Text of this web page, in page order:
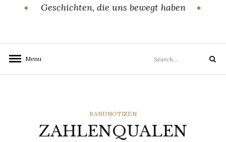
Geschichten, die uns bewegt haben
Menu
for:
Search
CATEGORIES
RANDNOTIZEN
ZAHLENQUALEN